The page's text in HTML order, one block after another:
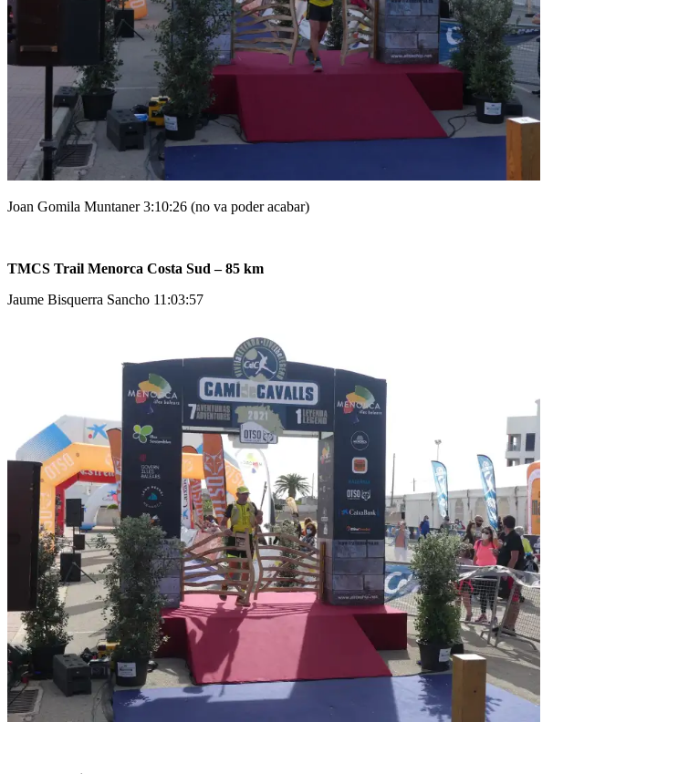
Joan Gomila Muntaner 3:10:26 (no va poder acabar)
TMCS Trail Menorca Costa Sud – 85 km
Jaume Bisquerra Sancho 11:03:57